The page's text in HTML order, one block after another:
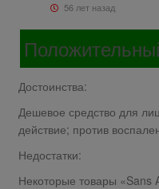
56 лет назад
Достоинства:
Дешевое средство для
действие; против
Недостатки:
Некоторые товары «Sans